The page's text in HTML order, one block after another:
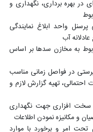
بهره برداری، نگهداری و
واحد ابلاغ نمایندگی
به مخازن سدها بر اساس
در فواصل زمانی مناسب
احتمالی، تهیه گزارش لازم و
و سخت افزاری جهت نگهداری
و مکانیزه نمودن اطلاعات
تحت امر و برخورد با موارد